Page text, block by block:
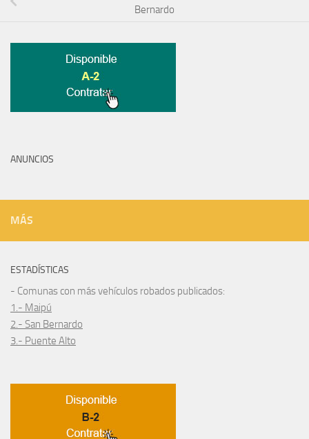
Bernardo
ANUNCIOS
MÁS
ESTADÍSTICAS
- Comunas con más vehículos robados publicados:
1.- Maipú
2.- San Bernardo
3.- Puente Alto